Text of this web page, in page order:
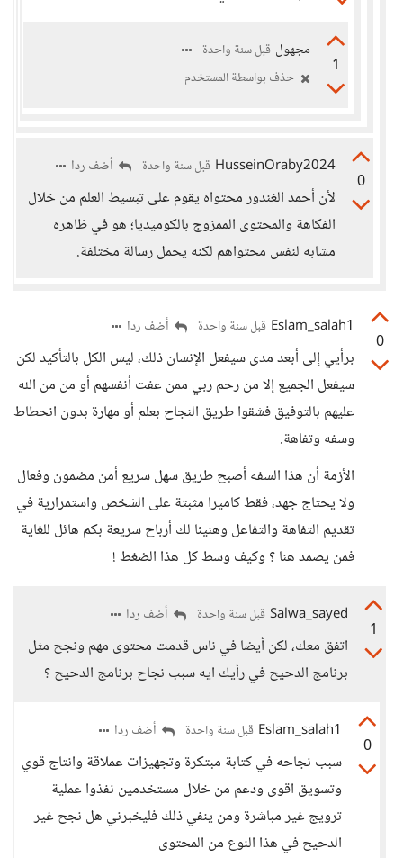
1
مجهول قبل سنة واحدة
حذف بواسطة المستخدم
0
HusseinOraby2024 قبل سنة واحدة أضف ردا
لأن أحمد الغندور محتواه يقوم على تبسيط العلم من خلال
الفكاهة والمحتوى الممزوج بالكوميديا؛ هو في ظاهره
مشابه لنفس محتواهم لكنه يحمل رسالة مختلفة.
0
Eslam_salah1 قبل سنة واحدة أضف ردا
برأيي إلى أبعد مدى سيفعل الإنسان ذلك، ليس الكل بالتأكيد لكن
سيفعل الجميع إلا من رحم ربي ممن عفت أنفسهم أو من من الله
عليهم بالتوفيق فشقوا طريق النجاح بعلم أو مهارة بدون انحطاط
وسفه وتفاهة.
الأزمة أن هذا السفه أصبح طريق سهل سريع أمن مضمون وفعال
ولا يحتاج جهد، فقط كاميرا مثبتة على الشخص واستمرارية في
تقديم التفاهة والتفاعل وهنيئا لك أرباح سريعة بكم هائل للغاية
فمن يصمد هنا ؟ وكيف وسط كل هذا الضغط !
1
Salwa_sayed قبل سنة واحدة أضف ردا
اتفق معك، لكن أيضا في ناس قدمت محتوى مهم ونجح مثل
برنامج الدحيح في رأيك ايه سبب نجاح برنامج الدحيح ؟
0
Eslam_salah1 قبل سنة واحدة أضف ردا
سبب نجاحه في كتابة مبتكرة وتجهيزات عملاقة وانتاج قوي
وتسويق اقوى ودعم من خلال مستخدمين نفذوا عملية
ترويج غير مباشرة ومن ينفي ذلك فليخبرني هل نجح غير
الدحيح في هذا النوع من المحتوى